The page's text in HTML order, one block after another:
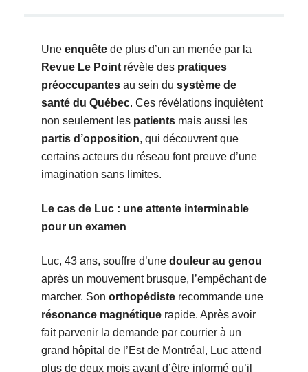
Une enquêtede plus d’un an menée par la
Revue Le Pointrévèle des pratiques
préoccupantesau sein du système de
santé du Québec. Ces révélations inquiètent
non seulement les patientsmais aussi les
partis d’opposition, qui découvrent que
certains acteurs du réseau font preuve d’une
imagination sans limites.
Le cas de Luc : une attente interminable
pour un examen
Luc, 43 ans, souffre d’une douleur au genou
après un mouvement brusque, l’empêchant de
marcher. Son orthopédisterecommande une
résonance magnétiquerapide. Après avoir
fait parvenir la demande par courrier à un
grand hôpital de l’Est de Montréal, Luc attend
plus de deux mois avant d’être informé qu’il